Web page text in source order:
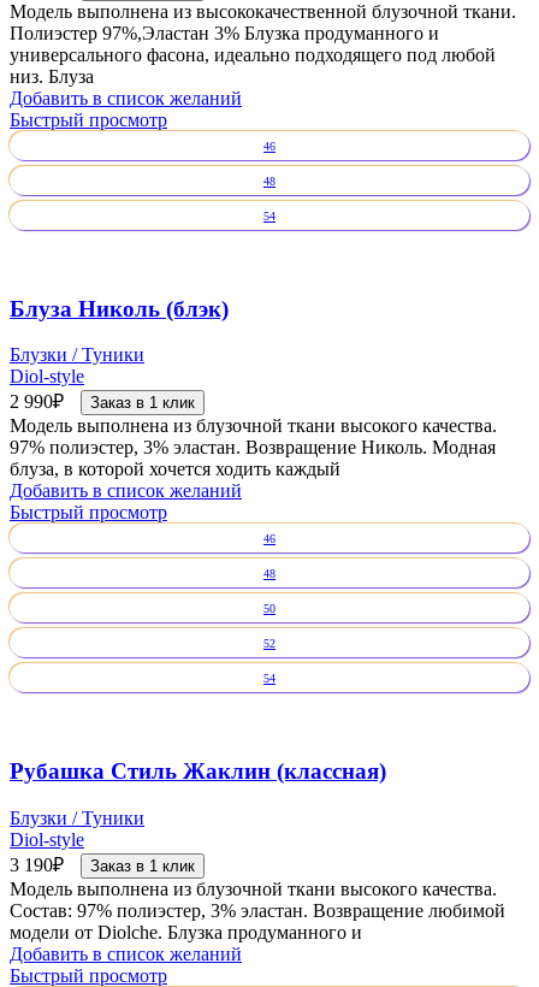
Модель выполнена из высококачественной блузочной ткани.
Полиэстер 97%,Эластан 3% Блузка продуманного и
универсального фасона, идеально подходящего под любой
низ. Блуза
Добавить в список желаний
Быстрый просмотр
46
48
54
Блуза Николь (блэк)
Блузки / Туники
Diol-style
2 990₽ Заказ в 1 клик
Модель выполнена из блузочной ткани высокого качества.
97% полиэстер, 3% эластан. Возвращение Николь. Модная
блуза, в которой хочется ходить каждый
Добавить в список желаний
Быстрый просмотр
46
48
50
52
54
Рубашка Стиль Жаклин (классная)
Блузки / Туники
Diol-style
3 190₽ Заказ в 1 клик
Модель выполнена из блузочной ткани высокого качества.
Состав: 97% полиэстер, 3% эластан. Возвращение любимой
модели от Diolche. Блузка продуманного и
Добавить в список желаний
Быстрый просмотр